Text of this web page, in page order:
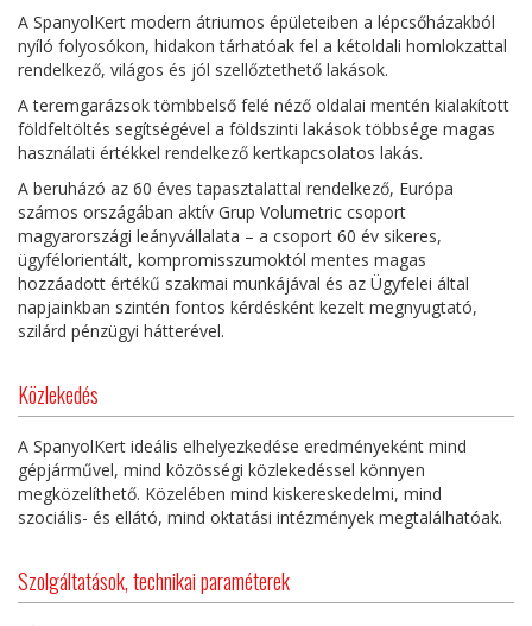
A SpanyolKert modern átriumos épületeiben a lépcsőházakból
nyíló folyosókon, hidakon tárhatóak fel a kétoldali homlokzattal
rendelkező, világos és jól szellőztethető lakások.
A teremgarázsok tömbbelső felé néző oldalai mentén kialakított
földfeltöltés segítségével a földszinti lakások többsége magas
használati értékkel rendelkező kertkapcsolatos lakás.
A beruházó az 60 éves tapasztalattal rendelkező, Európa
számos országában aktív Grup Volumetric csoport
magyarországi leányvállalata – a csoport 60 év sikeres,
ügyfélorientált, kompromisszumoktól mentes magas
hozzáadott értékű szakmai munkájával és az Ügyfelei által
napjainkban szintén fontos kérdésként kezelt megnyugtató,
szilárd pénzügyi hátterével.
Közlekedés
A SpanyolKert ideális elhelyezkedése eredményeként mind
gépjárművel, mind közösségi közlekedéssel könnyen
megközelíthető. Közelében mind kiskereskedelmi, mind
szociális- és ellátó, mind oktatási intézmények megtalálhatóak.
Szolgáltatások, technikai paraméterek